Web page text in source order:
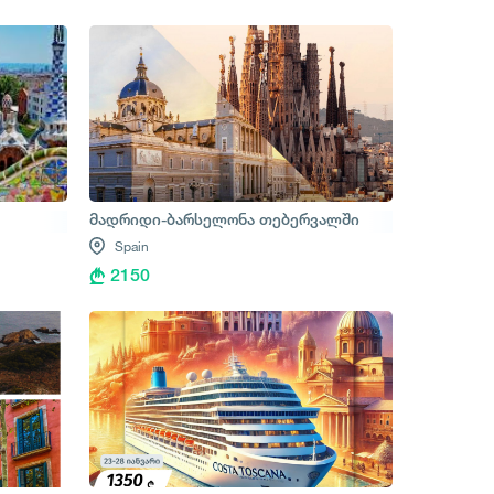
მადრიდი-ბარსელონა თებერვალში
Spain
2150